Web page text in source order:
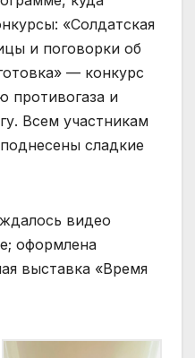
«Солдатская
и поговорки об
— конкурс
противогаза и
Всем участникам
сладкие
видео
оформлена
выставка «Время